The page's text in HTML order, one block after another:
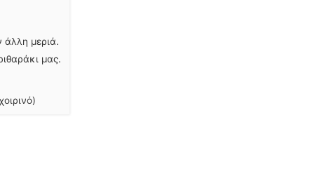
άλλη μεριά.
μας.